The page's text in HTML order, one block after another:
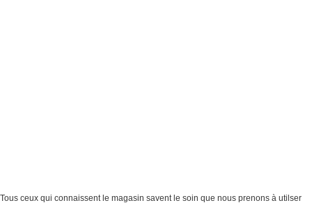
Tous ceux qui connaissent le magasin savent le soin que nous prenons à utilser